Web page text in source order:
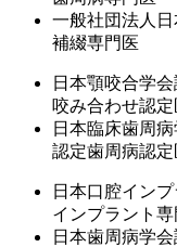
一般社団法人
補綴専門医
日本顎咬合学
咬み合わせ認定
日本臨床歯周
認定歯周病認定
日本口腔イン
インプラント
日本歯周病学